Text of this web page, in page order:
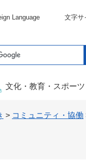
Language 文字サ
文化・教育・スポーツ
> コミュニティ・協働